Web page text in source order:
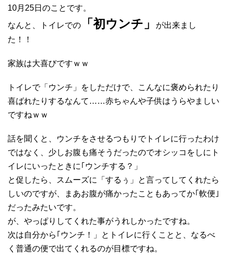
10月25日のことです。
なんと、トイレでの
「初ウンチ」
が出来まし
た！！
家族は大喜びですｗｗ
トイレで「ウンチ」をしただけで、こんなに褒められたり
喜ばれたりするなんて……赤ちゃんや子供はうらやましい
ですねｗｗ
話を聞くと、ウンチをさせるつもりでトイレに行ったわけ
ではなく、少しお腹も痛そうだったのでオシッコをしにト
イレにいったときに｢ウンチする？」
と促したら、スムーズに「するぅ」と言ってしてくれたら
しいのですが、まあお腹が痛かったこともあってか｢軟便｣
だったみたいです。
が、やっぱりしてくれた事がうれしかったですね。
次は自分から｢ウンチ！」とトイレに行くことと、なるべ
く普通の便で出てくれるのが目標ですね。